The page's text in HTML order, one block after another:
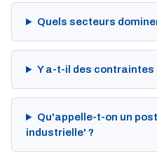
Quels secteurs
Y a-t-il des contraintes
Qu'appelle-t-on un
industrielle' ?